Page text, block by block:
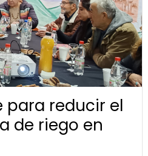
para reducir el
de riego en